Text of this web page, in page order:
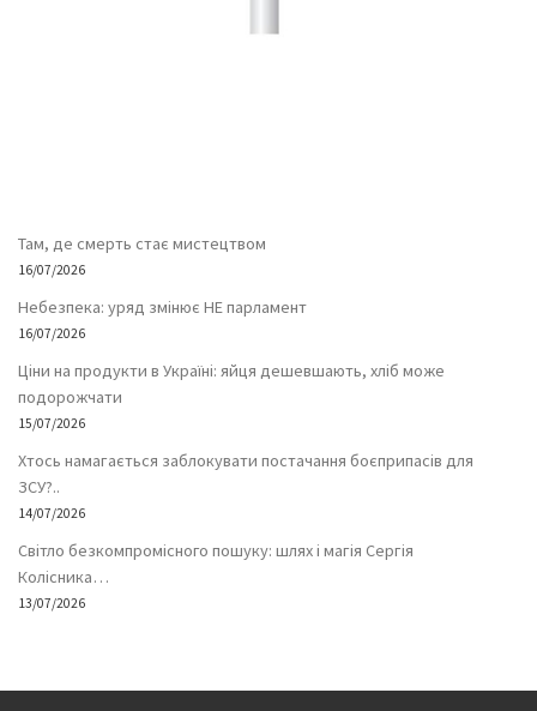
Там, де смерть стає мистецтвом
16/07/2026
Небезпека: уряд змінює НЕ парламент
16/07/2026
Ціни на продукти в Україні: яйця дешевшають, хліб може
подорожчати
15/07/2026
Хтось намагається заблокувати постачання боєприпасів для
ЗСУ?..
14/07/2026
Світло безкомпромісного пошуку: шлях і магія Сергія
Колісника…
13/07/2026